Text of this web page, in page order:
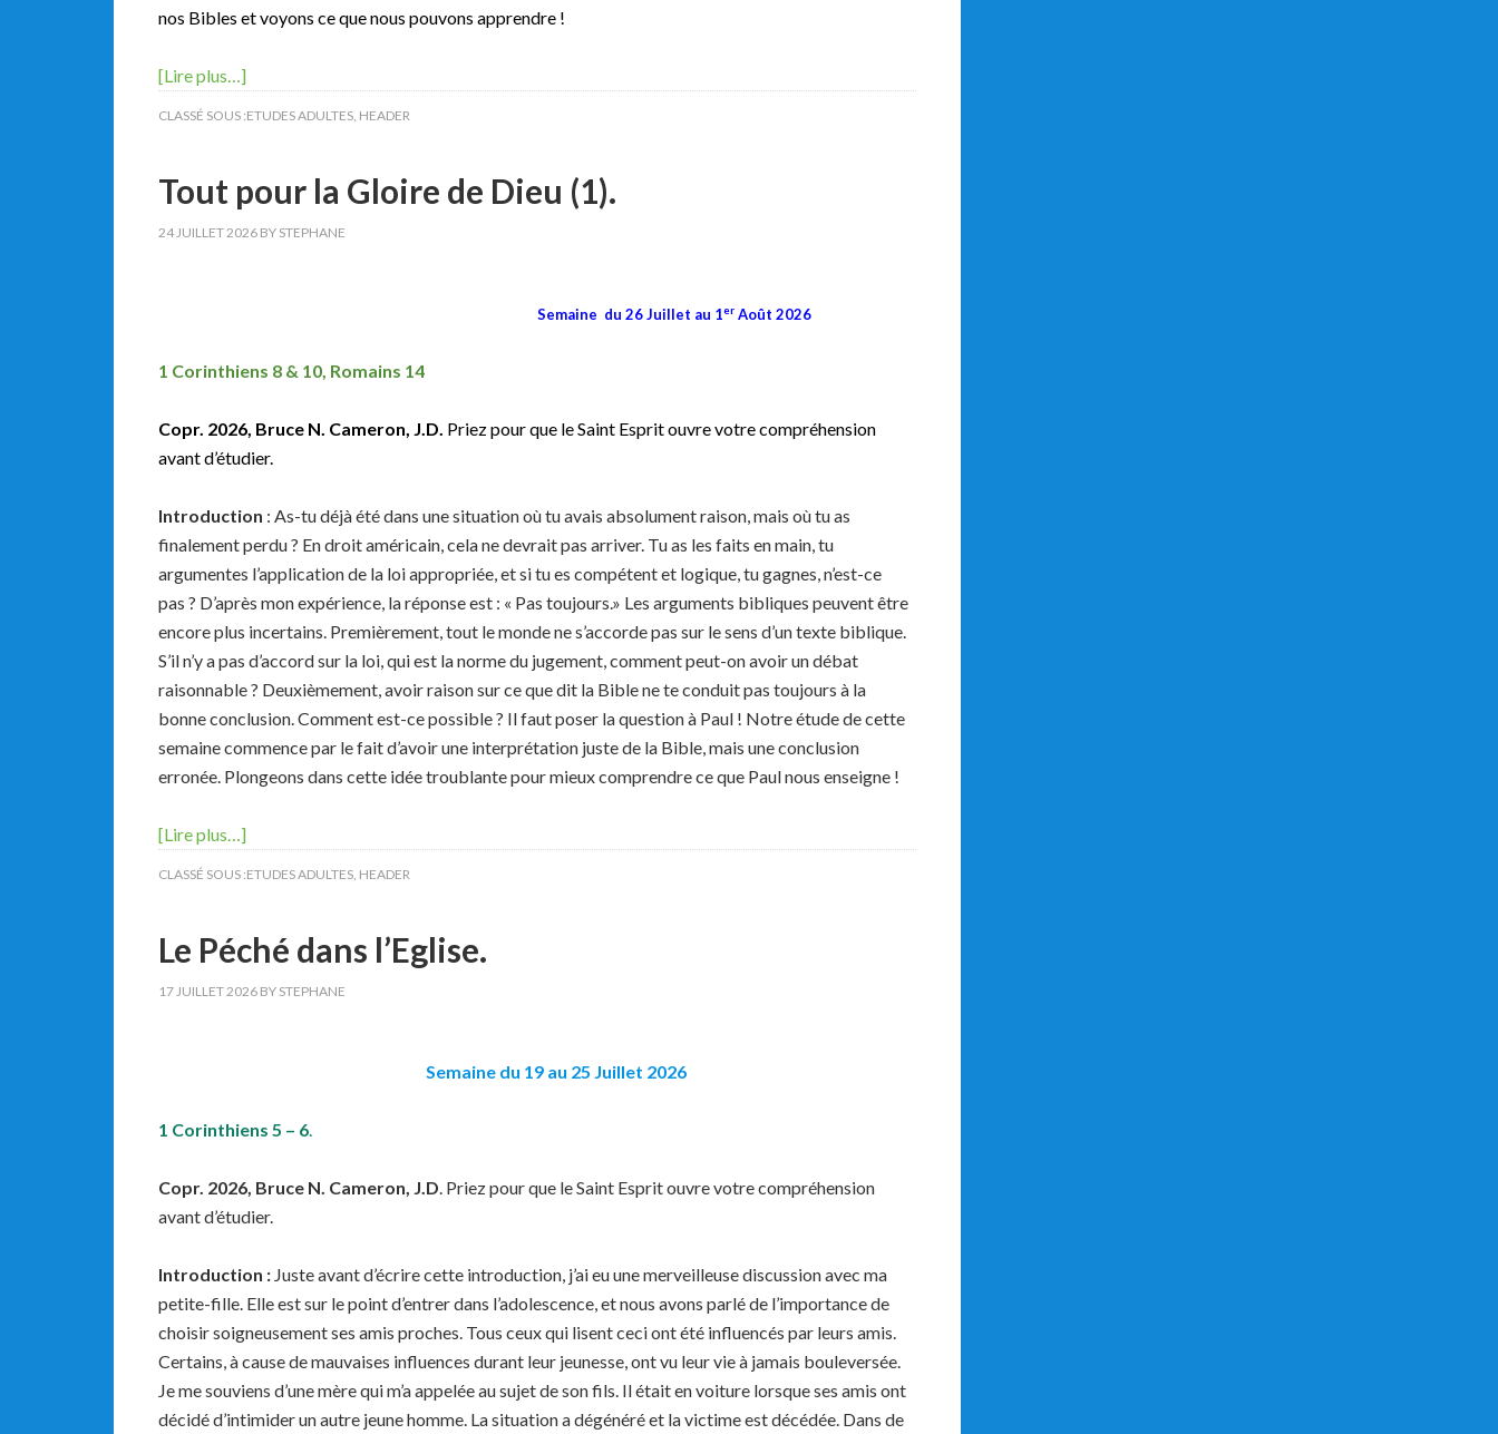
nos Bibles et voyons ce que nous pouvons apprendre !
[Lire plus…]
CLASSÉ SOUS :ETUDES ADULTES, HEADER
Tout pour la Gloire de Dieu (1).
24 JUILLET 2026 BY STEPHANE
Semaine du 26 Juillet au 1er Août 2026
1 Corinthiens 8 & 10, Romains 14
Copr. 2026, Bruce N. Cameron, J.D. Priez pour que le Saint Esprit ouvre votre compréhension
avant d’étudier.
Introduction : As-tu déjà été dans une situation où tu avais absolument raison, mais où tu as
finalement perdu ? En droit américain, cela ne devrait pas arriver. Tu as les faits en main, tu
argumentes l’application de la loi appropriée, et si tu es compétent et logique, tu gagnes, n’est-ce
pas ? D’après mon expérience, la réponse est : « Pas toujours.» Les arguments bibliques peuvent être
encore plus incertains. Premièrement, tout le monde ne s’accorde pas sur le sens d’un texte biblique.
S’il n’y a pas d’accord sur la loi, qui est la norme du jugement, comment peut-on avoir un débat
raisonnable ? Deuxièmement, avoir raison sur ce que dit la Bible ne te conduit pas toujours à la
bonne conclusion. Comment est-ce possible ? Il faut poser la question à Paul ! Notre étude de cette
semaine commence par le fait d’avoir une interprétation juste de la Bible, mais une conclusion
erronée. Plongeons dans cette idée troublante pour mieux comprendre ce que Paul nous enseigne !
[Lire plus…]
CLASSÉ SOUS :ETUDES ADULTES, HEADER
Le Péché dans l’Eglise.
17 JUILLET 2026 BY STEPHANE
Semaine du 19 au 25 Juillet 2026
1 Corinthiens 5 – 6.
Copr. 2026, Bruce N. Cameron, J.D. Priez pour que le Saint Esprit ouvre votre compréhension
avant d’étudier.
Introduction : Juste avant d’écrire cette introduction, j’ai eu une merveilleuse discussion avec ma
petite-fille. Elle est sur le point d’entrer dans l’adolescence, et nous avons parlé de l’importance de
choisir soigneusement ses amis proches. Tous ceux qui lisent ceci ont été influencés par leurs amis.
Certains, à cause de mauvaises influences durant leur jeunesse, ont vu leur vie à jamais bouleversée.
Je me souviens d’une mère qui m’a appelée au sujet de son fils. Il était en voiture lorsque ses amis ont
décidé d’intimider un autre jeune homme. La situation a dégénéré et la victime est décédée. Dans de